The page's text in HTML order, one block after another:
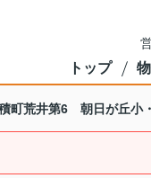
トップ
町荒井第6 朝日が丘小